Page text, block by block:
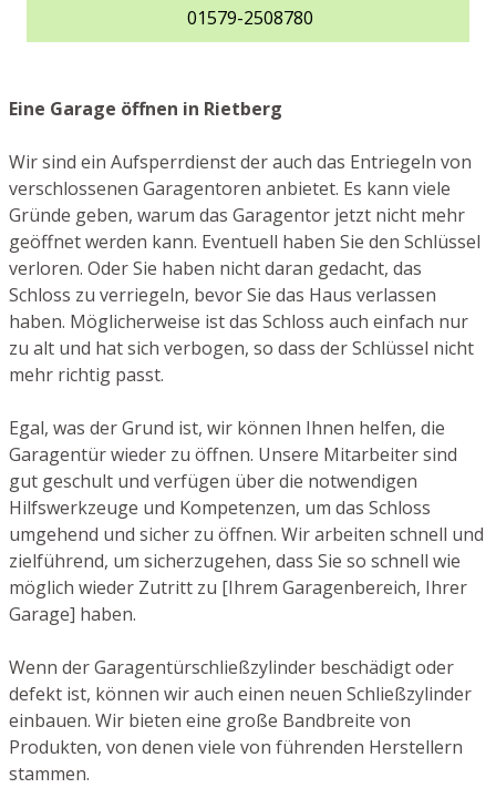
01579-2508780
Eine Garage öffnen in Rietberg
Wir sind ein Aufsperrdienst der auch das Entriegeln von
verschlossenen Garagentoren anbietet. Es kann viele
Gründe geben, warum das Garagentor jetzt nicht mehr
geöffnet werden kann. Eventuell haben Sie den Schlüssel
verloren. Oder Sie haben nicht daran gedacht, das
Schloss zu verriegeln, bevor Sie das Haus verlassen
haben. Möglicherweise ist das Schloss auch einfach nur
zu alt und hat sich verbogen, so dass der Schlüssel nicht
mehr richtig passt.
Egal, was der Grund ist, wir können Ihnen helfen, die
Garagentür wieder zu öffnen. Unsere Mitarbeiter sind
gut geschult und verfügen über die notwendigen
Hilfswerkzeuge und Kompetenzen, um das Schloss
umgehend und sicher zu öffnen. Wir arbeiten schnell und
zielführend, um sicherzugehen, dass Sie so schnell wie
möglich wieder Zutritt zu [Ihrem Garagenbereich, Ihrer
Garage] haben.
Wenn der Garagentürschließzylinder beschädigt oder
defekt ist, können wir auch einen neuen Schließzylinder
einbauen. Wir bieten eine große Bandbreite von
Produkten, von denen viele von führenden Herstellern
stammen.